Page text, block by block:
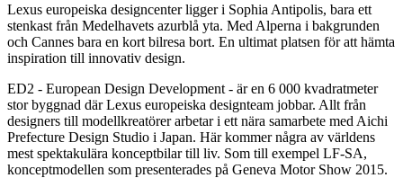
Lexus europeiska designcenter ligger i Sophia Antipolis, bara ett
stenkast från Medelhavets azurblå yta. Med Alperna i bakgrunden
och Cannes bara en kort bilresa bort. En ultimat platsen för att hämta
inspiration till innovativ design.
ED2 - European Design Development - är en 6 000 kvadratmeter
stor byggnad där Lexus europeiska designteam jobbar. Allt från
designers till modellkreatörer arbetar i ett nära samarbete med Aichi
Prefecture Design Studio i Japan. Här kommer några av världens
mest spektakulära konceptbilar till liv. Som till exempel LF-SA,
konceptmodellen som presenterades på Geneva Motor Show 2015.